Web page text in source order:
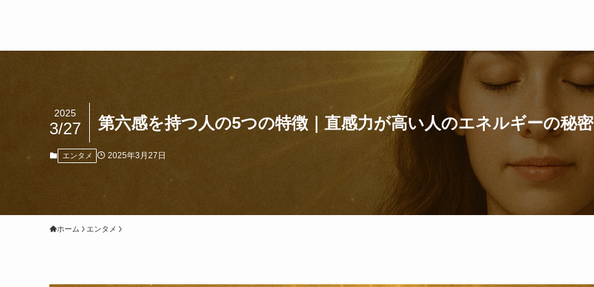
第六感を持つ人の5つの特徴｜直感力が高い人のエネルギーの秘密
2025
3/27
エンタメ 2025年3月27日
ホーム エンタメ